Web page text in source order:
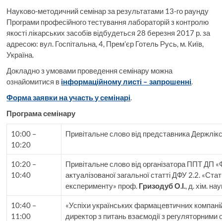
Науково-методичний семінар за результатами 13-го раунду
Програми професійного тестування лабораторій з контролю
якості лікарських засобів відбудеться 28 березня 2017 р. за
адресою: вул. Госпітальна, 4, Прем’єр Готель Русь, м. Київ,
Україна.
Докладно з умовами проведення семінару можна
ознайомитися в інформаційному листі – запрошенні.
Форма заявки на участь у семінарі.
Програма семінару
10:00 –
10:20
Привітальне слово від представника
10:20 –
10:40
Привітальне слово від організатора ППТ ДП
актуалізованої загальної статті ДФУ 2.2.
експерименту» проф. Гризодуб О.І., д. хім.
10:40 –
11:00
«Успіхи українських фармацевтичних
директор з питань взаємодії з регуляторними